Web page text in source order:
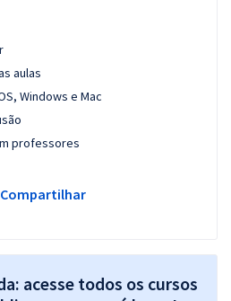
aulas
Windows e Mac
professores
Compartilhar
acesse todos os cursos